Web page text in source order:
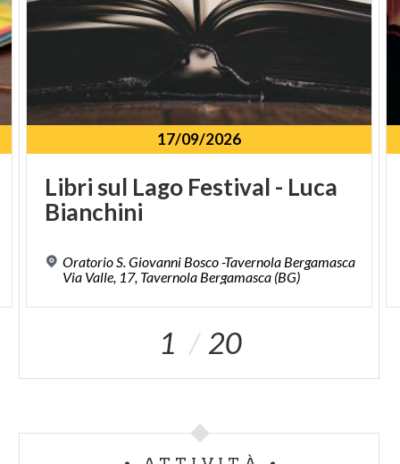
17/09/2026
Libri sul Lago Festival - Luca
Bianchini
Oratorio S. Giovanni Bosco -Tavernola Bergamasca
Via Valle, 17, Tavernola Bergamasca (BG)
1 20